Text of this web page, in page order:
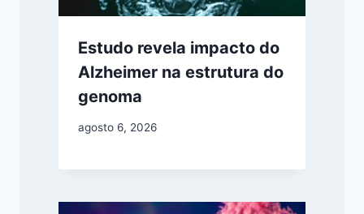
Estudo revela impacto do
Alzheimer na estrutura do
genoma
agosto 6, 2026